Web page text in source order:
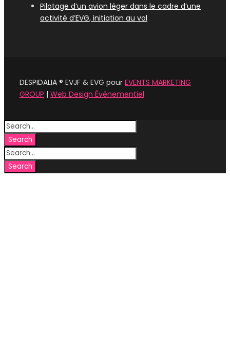
Pilotage d’un avion léger dans le cadre d’une
activité d’EVG, initiation au vol
DESPIDALIA ® EVJF & EVG pour EVENTS MARKETING
GROUP | Web Design Événementiel